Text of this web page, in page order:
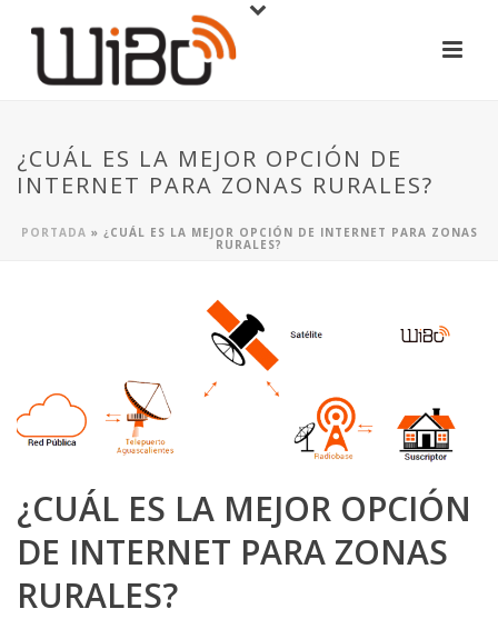
¿CUÁL ES LA MEJOR OPCIÓN DE
INTERNET PARA ZONAS RURALES?
PORTADA » ¿CUÁL ES LA MEJOR OPCIÓN DE INTERNET PARA ZONAS
RURALES?
¿CUÁL ES LA MEJOR OPCIÓN
DE INTERNET PARA ZONAS
RURALES?